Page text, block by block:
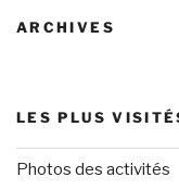
ARCHIVES
LES PLUS
Photos des activités